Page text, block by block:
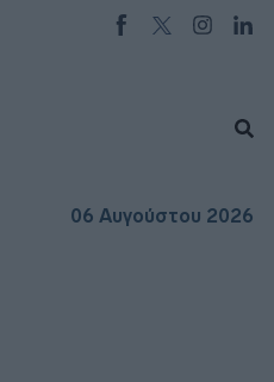
06 Αυγούστου 2026